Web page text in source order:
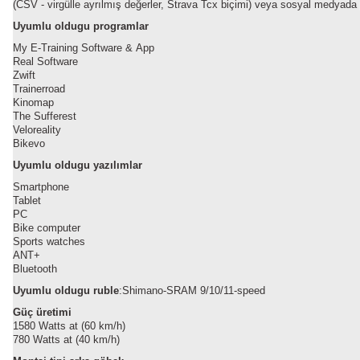
(CSV - virgülle ayrılmış değerler, Strava Tcx biçimi) veya sosyal medyada
Uyumlu oldugu programlar
My E-Training Software & App
Real Software
Zwift
Trainerroad
Kinomap
The Sufferest
Veloreality
Bikevo
Uyumlu oldugu yazılımlar
Smartphone
Tablet
PC
Bike computer
Sports watches
ANT+
Bluetooth
Uyumlu oldugu ruble:Shimano-SRAM 9/10/11-speed
Güç üretimi
1580 Watts at (60 km/h)
780 Watts at (40 km/h)